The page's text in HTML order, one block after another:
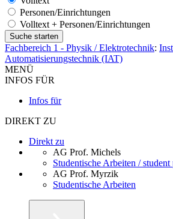
Personen/Einrichtungen
Volltext + Personen/Einrichtungen
Fachbereich 1 - Physik / Elektrotechnik:
Automatisierungstechnik (IAT)
MENÜ
INFOS FÜR
Infos für
DIREKT ZU
Direkt zu
AG Prof. Michels
Studentische Arbeiten / student
AG Prof. Myrzik
Studentische Arbeiten